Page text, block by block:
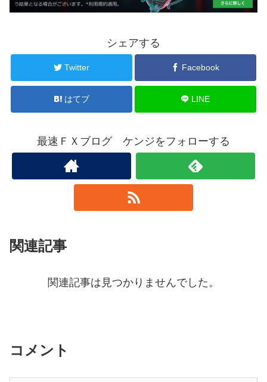
シェアする
Twitter Facebook
はてブ LINE
最速ＦＸブログ ケンジをフォローする
関連記事
関連記事は見つかりませんでした。
コメント